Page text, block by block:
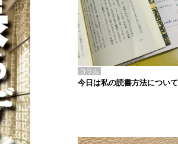
コラム
今日は私の読書方法について